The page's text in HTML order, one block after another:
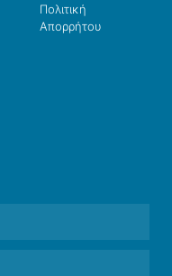
Πολιτική
Απορρήτου